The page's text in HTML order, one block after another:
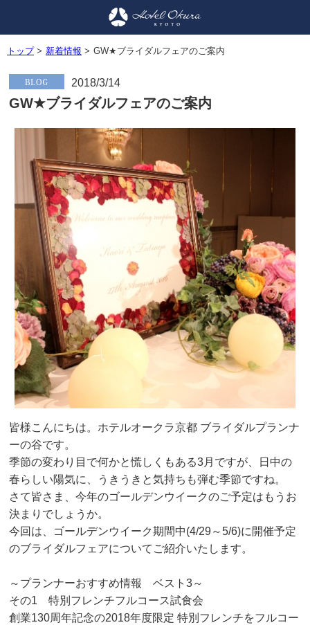
トップ> 新着情報 > GW★ブライダルフェアのご案内
2018/3/14
GW★ブライダルフェアのご案内
皆様こんにちは。ホテルオークラ京都 ブライダルプランナ
ーの谷です。
季節の変わり目で何かと慌しくもある3月ですが、日中の
春らしい陽気に、うきうきと気持ちも弾む季節ですね。
さて皆さま、今年のゴールデンウイークのご予定はもうお
決まりでしょうか。
今回は、ゴールデンウイーク期間中(4/29～5/6)に開催予定
のブライダルフェアについてご紹介いたします。
～プランナーおすすめ情報 ベスト3～
その1 特別フレンチフルコース試食会
創業130周年記念の2018年度限定 特別フレンチをフルコー